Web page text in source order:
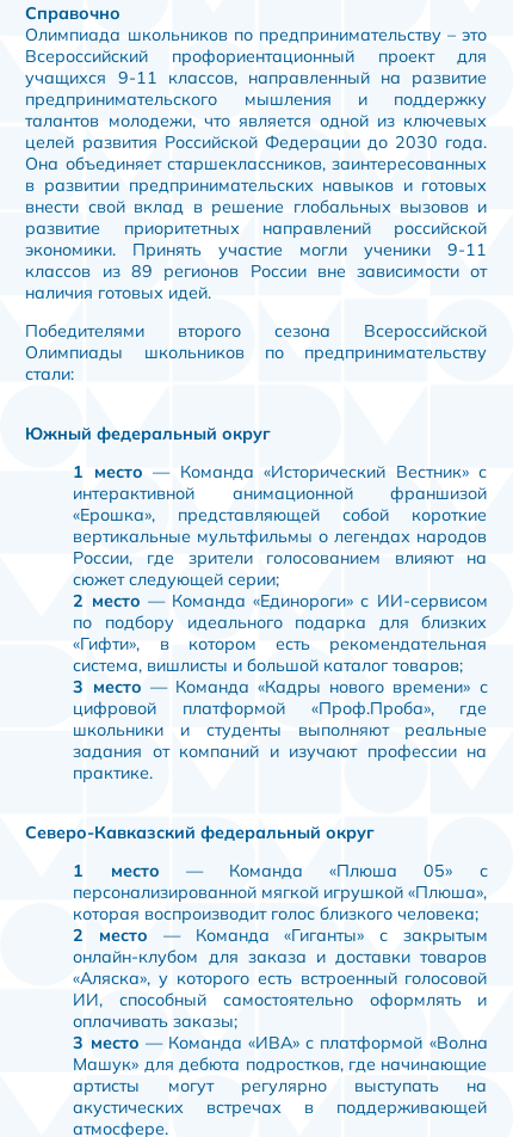
Справочно
Олимпиада школьников по предпринимательству – это
Всероссийский профориентационный проект для
учащихся 9-11 классов, направленный на развитие
предпринимательского мышления и поддержку
талантов молодежи, что является одной из ключевых
целей развития Российской Федерации до 2030 года.
Она объединяет старшеклассников, заинтересованных
в развитии предпринимательских навыков и готовых
внести свой вклад в решение глобальных вызовов и
развитие приоритетных направлений российской
экономики. Принять участие могли ученики 9-11
классов из 89 регионов России вне зависимости от
наличия готовых идей.
Победителями второго сезона Всероссийской
Олимпиады школьников по предпринимательству
стали:
Южный федеральный округ
1 место — Команда «Исторический Вестник» с
интерактивной анимационной франшизой
«Ерошка», представляющей собой короткие
вертикальные мультфильмы о легендах народов
России, где зрители голосованием влияют на
сюжет следующей серии;
2 место — Команда «Единороги» с ИИ-сервисом
по подбору идеального подарка для близких
«Гифти», в котором есть рекомендательная
система, вишлисты и большой каталог товаров;
3 место — Команда «Кадры нового времени» с
цифровой платформой «Проф.Проба», где
школьники и студенты выполняют реальные
задания от компаний и изучают профессии на
практике.
Северо-Кавказский федеральный округ
1 место — Команда «Плюша 05» с
персонализированной мягкой игрушкой «Плюша»,
которая воспроизводит голос близкого человека;
2 место — Команда «Гиганты» с закрытым
онлайн-клубом для заказа и доставки товаров
«Аляска», у которого есть встроенный голосовой
ИИ, способный самостоятельно оформлять и
оплачивать заказы;
3 место — Команда «ИВА» с платформой «Волна
Машук» для дебюта подростков, где начинающие
артисты могут регулярно выступать на
акустических встречах в поддерживающей
атмосфере.